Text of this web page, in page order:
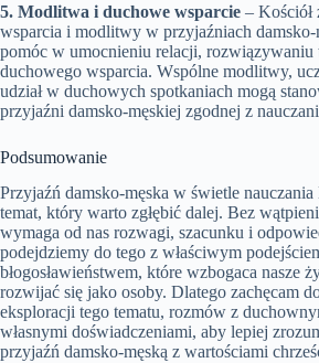
5. Modlitwa i duchowe wsparcie – Kościół
wsparcia i modlitwy w przyjaźniach
pomóc w umocnieniu relacji, rozwiązywaniu
duchowego wsparcia. Wspólne modlitwy,
udział w duchowych spotkaniach mogą
przyjaźni damsko-męskiej zgodnej z
Podsumowanie
Przyjaźń damsko-męska w świetle
temat, który warto zgłębić dalej. Bez
wymaga od nas rozwagi, szacunku i
podejdziemy do tego z właściwym
błogosławieństwem, które wzbogaca nasze
rozwijać się jako osoby. Dlatego zachęcam
eksploracji tego tematu, rozmów z
własnymi doświadczeniami, aby lepiej
przyjaźń damsko-męską z wartościami